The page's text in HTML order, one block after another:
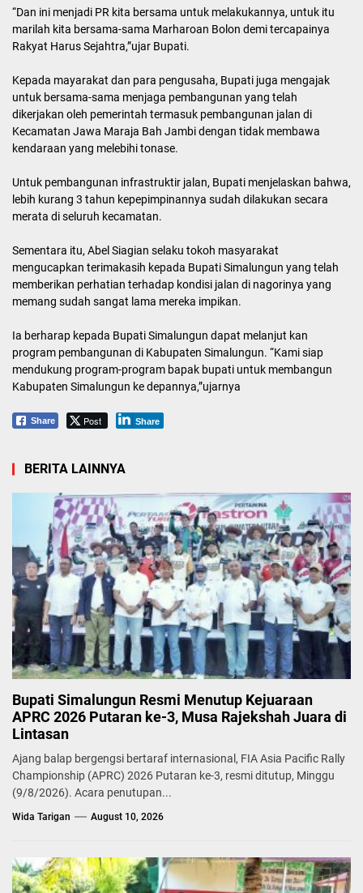
“Dan ini menjadi PR kita bersama untuk melakukannya, untuk itu
marilah kita bersama-sama Marharoan Bolon demi tercapainya
Rakyat Harus Sejahtra,”ujar Bupati.
Kepada mayarakat dan para pengusaha, Bupati juga mengajak
untuk bersama-sama menjaga pembangunan yang telah
dikerjakan oleh pemerintah termasuk pembangunan jalan di
Kecamatan Jawa Maraja Bah Jambi dengan tidak membawa
kendaraan yang melebihi tonase.
Untuk pembangunan infrastruktir jalan, Bupati menjelaskan bahwa,
lebih kurang 3 tahun kepepimpinannya sudah dilakukan secara
merata di seluruh kecamatan.
Sementara itu, Abel Siagian selaku tokoh masyarakat
mengucapkan terimakasih kepada Bupati Simalungun yang telah
memberikan perhatian terhadap kondisi jalan di nagorinya yang
memang sudah sangat lama mereka impikan.
Ia berharap kepada Bupati Simalungun dapat melanjut kan
program pembangunan di Kabupaten Simalungun. “Kami siap
mendukung program-program bapak bupati untuk membangun
Kabupaten Simalungun ke depannya,”ujarnya
Share Post Share
BERITA LAINNYA
Bupati Simalungun Resmi Menutup Kejuaraan
APRC 2026 Putaran ke-3, Musa Rajekshah Juara di
Lintasan
Ajang balap bergengsi bertaraf internasional, FIA Asia Pacific Rally
Championship (APRC) 2026 Putaran ke-3, resmi ditutup, Minggu
(9/8/2026). Acara penutupan...
Wida Tarigan August 10, 2026